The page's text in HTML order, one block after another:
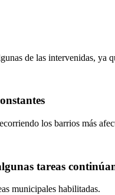
de las intervenidas, ya
los barrios más
tareas
municipales habilitadas.